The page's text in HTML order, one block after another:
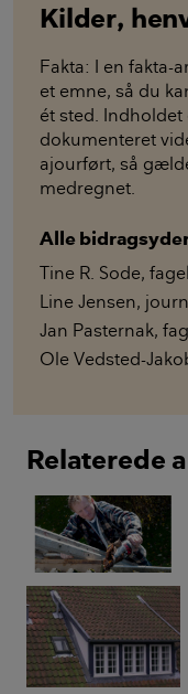
Kilder,
Fakta: I en fakta-
et emne, så du
ét sted.
dokumenteret
ajourført, så
medregnet.
Alle
Tine R. Sode,
Line Jensen,
Jan Pasternak,
Ole Vedsted-
Relaterede